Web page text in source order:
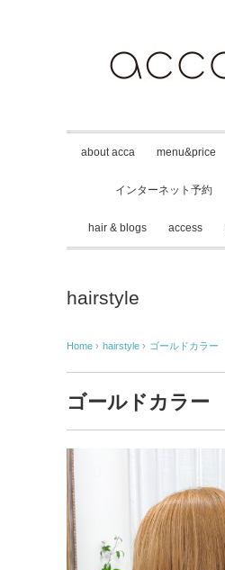
about acca menu&price
インターネット予約
hair & blogs access
hairstyle
Home › hairstyle › ゴールドカラー
ゴールドカラー